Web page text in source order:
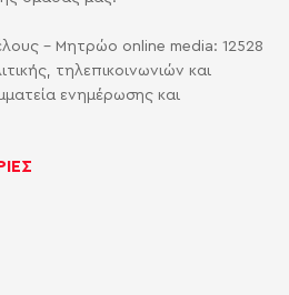
- Μητρώο online media: 12528
τηλεπικοινωνιών και
ενημέρωσης και